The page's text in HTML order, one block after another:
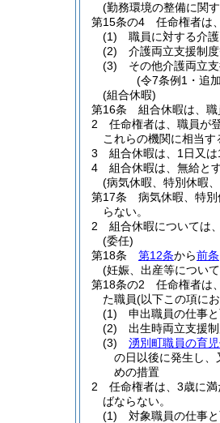
(勤務環境の整備に関
第15条の4
任命権者は
(1)
職員に対する介
(2)
介護両立支援制
(3)
その他介護両立
(令7条例1・追
(組合休暇)
第16条
組合休暇は、
2
任命権者は、職員が
これらの機関に相当
3
組合休暇は、1日又は
4
組合休暇は、無給とす
(病気休暇、特別休暇
第17条
病気休暇、特別
らない。
2
組合休暇については
(委任)
第18条
第12条から前条
(妊娠、出産等につい
第18条の2
任命権者は、
た職員(以下この項に
(1)
申出職員の仕事
(2)
出生時両立支援
(3)
湧別町職員の育
の日以後に発生し
めの措置
2
任命権者は、3歳に
ばならない。
(1)
対象職員の仕事